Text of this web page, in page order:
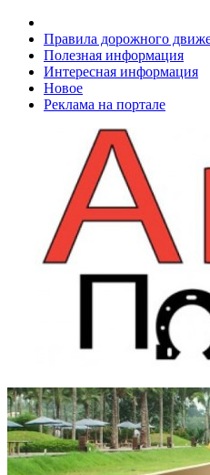
Правила дорожного
Полезная информация
Интересная информация
Новое
Реклама на портале